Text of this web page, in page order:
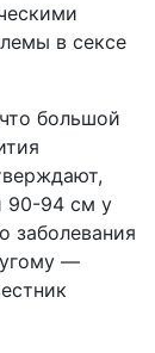
в сексе
большой
90-94 см у
заболевания
—